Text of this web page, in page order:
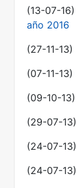
(13-07-16)
año 2016
(27-11-13)
(07-11-13)
(09-10-13)
(29-07-13)
(24-07-13)
(24-07-13)